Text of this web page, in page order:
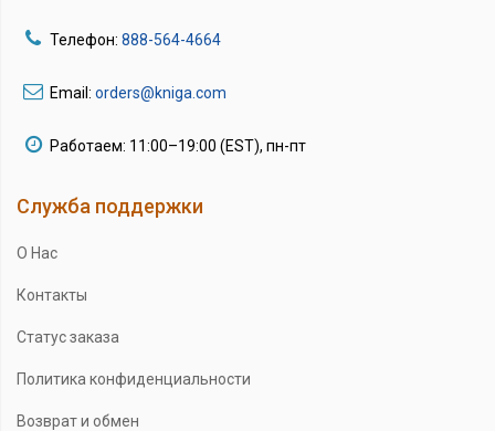
Телефон: 888-564-4664
Email: orders@kniga.com
Работаем: 11:00–19:00 (EST), пн-пт
Служба поддержки
О Нас
Контакты
Статус заказа
Политика конфиденциальности
Возврат и обмен